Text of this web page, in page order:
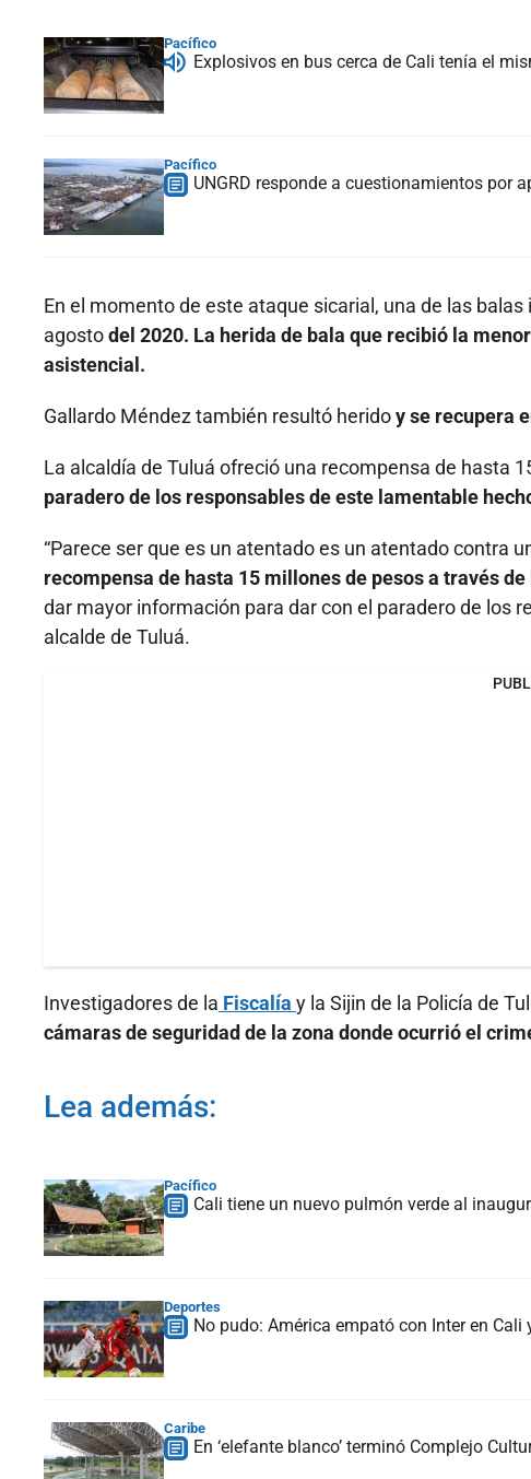
Pacífico
Explosivos en bus cerca de Cali tenía el
Pacífico
UNGRD responde a cuestionamientos por
En el momento de este ataque sicarial, una de las
agostodel 2020. La herida de bala que recibió la
asistencial.
Gallardo Méndez también resultó heridoy se recupera
La alcaldía de Tuluá ofreció una recompensa de hasta
paradero de los responsables de este lamentable
“Parece ser que es un atentado es un atentado contra
recompensa de hasta 15 millones de pesos a través
dar mayor información para dar con el paradero de los
alcalde de Tuluá.
Investigadores de la Fiscalía y la Sijin de la Policía de
cámaras de seguridad de la zona donde ocurrió el
Lea además:
Pacífico
Cali tiene un nuevo pulmón verde al
Deportes
No pudo: América empató con Inter en
Caribe
En ‘elefante blanco’ terminó Complejo